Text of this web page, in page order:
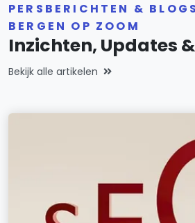
PERSBERICHTEN &
BERGEN OP ZOOM
Inzichten, Updates
Bekijk alle artikelen